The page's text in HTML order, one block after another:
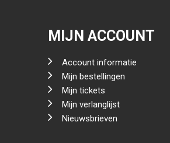
MIJN ACCOUNT
Account informatie
Mijn bestellingen
Mijn tickets
Mijn verlanglijst
Nieuwsbrieven